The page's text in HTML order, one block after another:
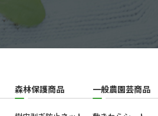
号、銀行口座番号、クレジットカ
報を利用する目的
森林保護商品 一般農園芸商品